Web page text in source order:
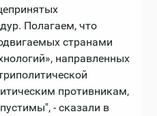
Полагаем, что
странами
направленных
противникам,
- сказали в